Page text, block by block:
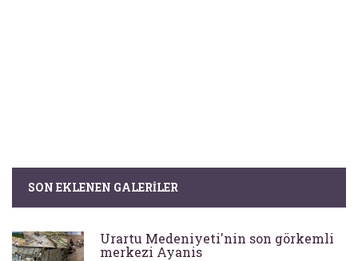
SON EKLENEN GALERILER
Urartu Medeniyeti'nin son görkemli
merkezi Ayanis